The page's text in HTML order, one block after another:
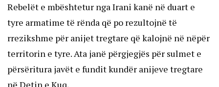
Rebelët e mbështetur nga Irani kanë në duart e
tyre armatime të rënda që po rezultojnë të
rrezikshme për anijet tregtare që kalojnë në nëpër
territorin e tyre. Ata janë përgjegjës për sulmet e
përsëritura javët e fundit kundër anijeve tregtare
në Detin e Kuq.